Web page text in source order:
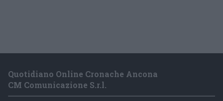
Quotidiano Online Cronache Ancona
CM Comunicazione S.r.l.